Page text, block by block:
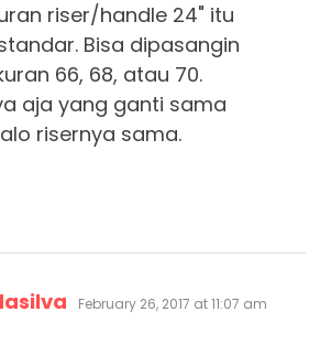
riser/handle 24" itu
Bisa dipasangin
66, 68, atau 70.
aja yang ganti sama
risernya sama.
says:
February 26, 2017 at 11:07 am